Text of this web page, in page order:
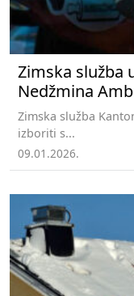
Zimska služba
Nedžmina
Zimska služba
izboriti s...
09.01.2026.